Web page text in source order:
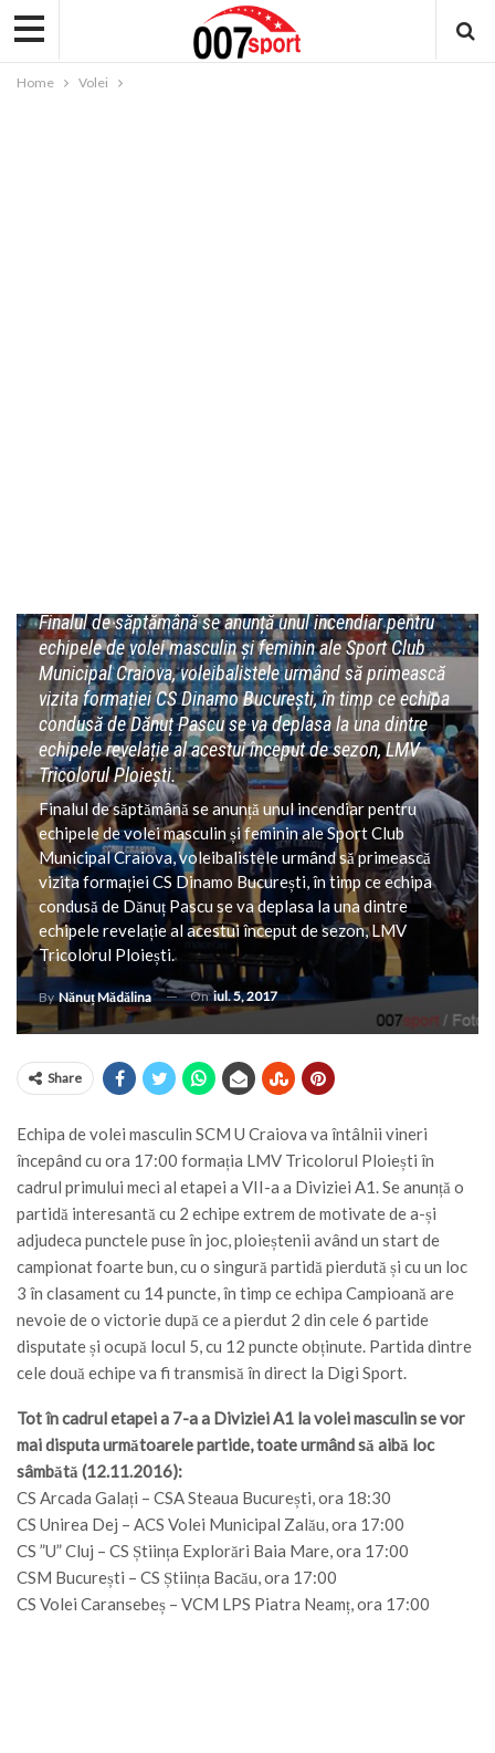
Home Volei
Finalul de săptămână se anunță unul incendiar pentru
echipele de volei masculin și feminin ale Sport Club
Municipal Craiova, voleibalistele urmând să primească
vizita formației CS Dinamo București, în timp ce echipa
condusă de Dănuț Pascu se va deplasa la una dintre
echipele revelație al acestui început de sezon, LMV
Tricolorul Ploiești.
Finalul de săptămână se anunță unul incendiar pentru
echipele de volei masculin și feminin ale Sport Club
Municipal Craiova, voleibalistele urmând să primească
vizita formației CS Dinamo București, în timp ce echipa
condusă de Dănuț Pascu se va deplasa la una dintre
echipele revelație al acestui început de sezon, LMV
Tricolorul Ploiești.
By Nănuț Mădălina Oniul. 5, 2017
Share
Echipa de volei masculin SCM U Craiova va întâlnii vineri
începând cu ora 17:00 formația LMV Tricolorul Ploiești în
cadrul primului meci al etapei a VII-a a Diviziei A1. Se anunță o
partidă interesantă cu 2 echipe extrem de motivate de a-și
adjudeca punctele puse în joc, ploieștenii având un start de
campionat foarte bun, cu o singură partidă pierdută și cu un loc
3 în clasament cu 14 puncte, în timp ce echipa Campioană are
nevoie de o victorie după ce a pierdut 2 din cele 6 partide
disputate și ocupă locul 5, cu 12 puncte obținute. Partida dintre
cele două echipe va fi transmisă în direct la Digi Sport.
Tot în cadrul etapei a 7-a a Diviziei A1 la volei masculin se vor
mai disputa următoarele partide, toate urmând să aibă loc
sâmbătă (12.11.2016):
CS Arcada Galați – CSA Steaua București, ora 18:30
CS Unirea Dej – ACS Volei Municipal Zalău, ora 17:00
CS ”U” Cluj – CS Știința Explorări Baia Mare, ora 17:00
CSM București – CS Știința Bacău, ora 17:00
CS Volei Caransebeș – VCM LPS Piatra Neamț, ora 17:00